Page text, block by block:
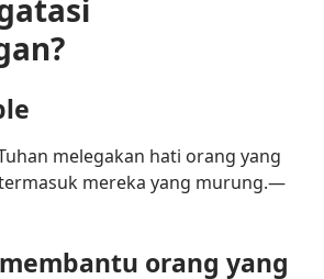
melegakan hati orang yang
mereka yang murung.​—
orang yang